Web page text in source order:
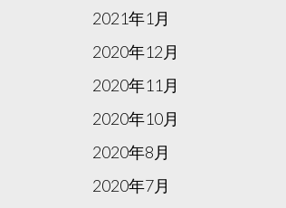
2021年1月
2020年12月
2020年11月
2020年10月
2020年8月
2020年7月